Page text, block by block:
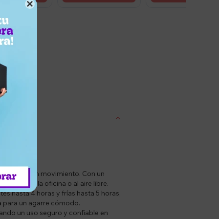

favorita en movimiento. Con un
en la oficina o al aire libre.
hasta 4 horas y frías hasta 5 horas,
para un agarre cómodo.
un uso seguro y confiable en